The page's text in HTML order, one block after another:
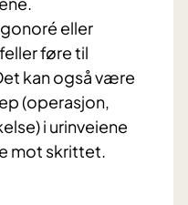
eller
føre til
kan også være
(operasjon,
i urinveiene
mot skrittet.